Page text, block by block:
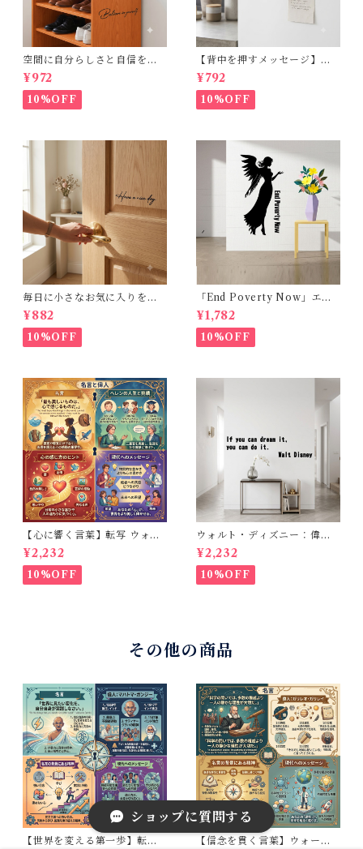
ショップに質問する
空間に自分らしさと自信をプ
ラス。Believe in yourself.
おしゃれな英字転写ウォール
ステッカー（横幅20cm）
¥972
10%OFF
【背中を押すメッセージ】ウ
ォールステッカー：Just do it.
（横幅10cm）手書き風 カッ
ティングステッカー・転写シ
ール
¥792
10%OFF
毎日に小さなお気に入りを。
Have a nice day. おしゃれな
カリグラフィー風 転写ウォー
ルステッカー (幅15cm)
¥882
10%OFF
「End Poverty Now」エン
ジェル 黒シルエット壁ステッ
カー 30×50cm 貼って剥がせ
る [Earth Beast]
¥1,782
10%OFF
【心に響く言葉】転写 ウォー
ルステッカー ヘレンケラー 英
語 名言 ペイント風 高級感 模
様替え ブラック 30×50cm
¥2,232
10%OFF
ウォルト・ディズニー：偉人
の名言のウォールステッカー 5
0cm転写タイプ ：If you can
dream it, you can do it： 夢
は実現できる 英字 壁飾り
¥2,232
10%OFF
その他の商品
【世界を変える第一歩】転写
【信念を貫く言葉】ウォール